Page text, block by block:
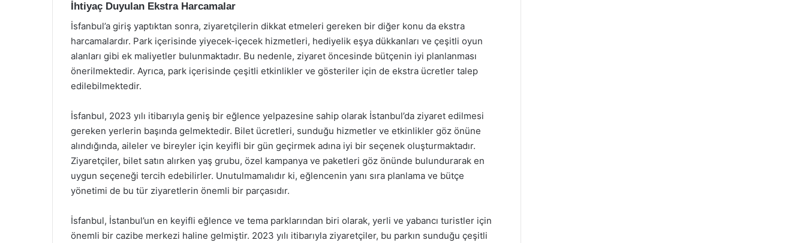
İhtiyaç Duyulan Ekstra Harcamalar
İsfanbul’a giriş yaptıktan sonra, ziyaretçilerin dikkat etmeleri gereken bir diğer konu da ekstra
harcamalardır. Park içerisinde yiyecek-içecek hizmetleri, hediyelik eşya dükkanları ve çeşitli oyun
alanları gibi ek maliyetler bulunmaktadır. Bu nedenle, ziyaret öncesinde bütçenin iyi planlanması
önerilmektedir. Ayrıca, park içerisinde çeşitli etkinlikler ve gösteriler için de ekstra ücretler talep
edilebilmektedir.
İsfanbul, 2023 yılı itibarıyla geniş bir eğlence yelpazesine sahip olarak İstanbul’da ziyaret edilmesi
gereken yerlerin başında gelmektedir. Bilet ücretleri, sunduğu hizmetler ve etkinlikler göz önüne
alındığında, aileler ve bireyler için keyifli bir gün geçirmek adına iyi bir seçenek oluşturmaktadır.
Ziyaretçiler, bilet satın alırken yaş grubu, özel kampanya ve paketleri göz önünde bulundurarak en
uygun seçeneği tercih edebilirler. Unutulmamalıdır ki, eğlencenin yanı sıra planlama ve bütçe
yönetimi de bu tür ziyaretlerin önemli bir parçasıdır.
İsfanbul, İstanbul’un en keyifli eğlence ve tema parklarından biri olarak, yerli ve yabancı turistler için
önemli bir cazibe merkezi haline gelmiştir. 2023 yılı itibarıyla ziyaretçiler, bu parkın sunduğu çeşitli